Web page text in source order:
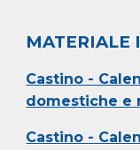
MATERIALE
Castino -
domestiche e
Castino -